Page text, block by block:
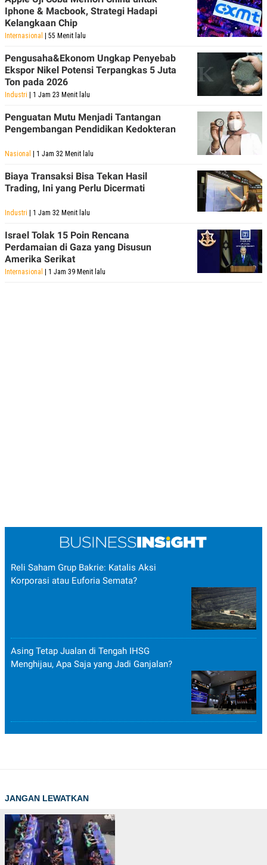
Iphone & Macbook, Strategi Hadapi
Kelangkaan Chip
Internasional | 55 Menit lalu
Pengusaha&Ekonom Ungkap Penyebab
Ekspor Nikel Potensi Terpangkas 5 Juta
Ton pada 2026
Industri | 1 Jam 23 Menit lalu
Penguatan Mutu Menjadi Tantangan
Pengembangan Pendidikan Kedokteran
Nasional | 1 Jam 32 Menit lalu
Biaya Transaksi Bisa Tekan Hasil
Trading, Ini yang Perlu Dicermati
Industri | 1 Jam 32 Menit lalu
Israel Tolak 15 Poin Rencana
Perdamaian di Gaza yang Disusun
Amerika Serikat
Internasional | 1 Jam 39 Menit lalu
Reli Saham Grup Bakrie: Katalis Aksi
Korporasi atau Euforia Semata?
Asing Tetap Jualan di Tengah IHSG
Menghijau, Apa Saja yang Jadi Ganjalan?
JANGAN LEWATKAN